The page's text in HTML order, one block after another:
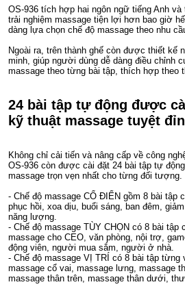
OS-936 tích hợp hai ngôn ngữ tiếng Anh
trải nghiệm massage tiện lợi hơn bao giờ
dàng lựa chọn chế độ massage theo nhu
Ngoài ra, trên thành ghế còn được thiết kế
minh, giúp người dùng dễ dàng điều chỉnh
massage theo từng bài tập, thích hợp theo
24 bài tập tự động được
kỹ thuật massage tuyệt
Không chỉ cải tiến và nâng cấp về công
OS-936 còn được cài đặt 24 bài tập tự
massage trọn vẹn nhất cho từng đối tượng.
- Chế độ massage CỔ ĐIỂN gồm 8 bài tập
phục hồi, xoa dịu, buổi sáng, ban đêm,
năng lượng.
- Chế độ massage TÙY CHỌN có 8 bài
massage cho CEO, văn phòng, nội trợ,
động viên, người mua sắm, người ở nhà.
- Chế độ massage VỊ TRÍ có 8 bài tập từng
massage cổ vai, massage lưng, massage
massage thân trên, massage thân dưới, thư